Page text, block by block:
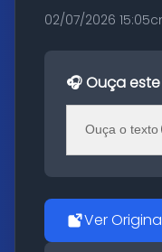
02/07/2026 15:05
🎧 Ouça
Ouça o texto
Ver